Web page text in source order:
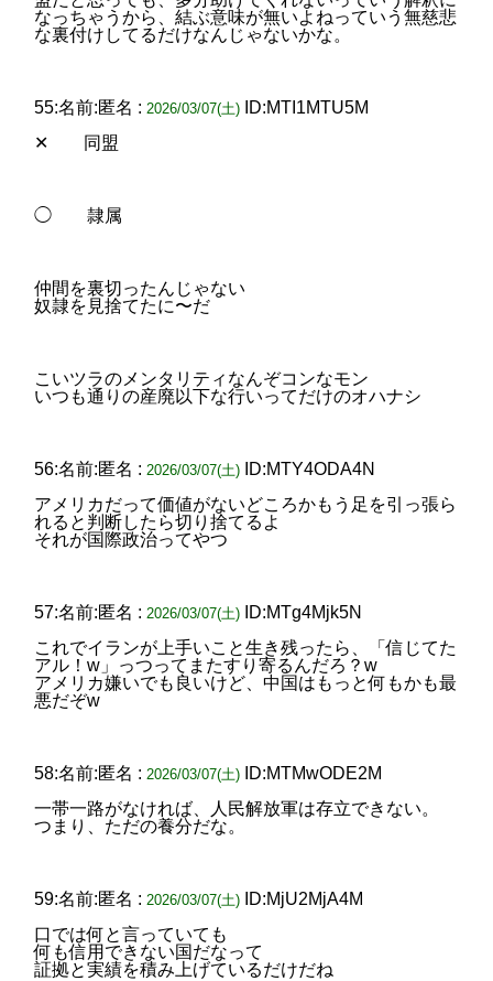
なっちゃうから、結ぶ意味が無いよねっていう無慈悲
な裏付けしてるだけなんじゃないかな。
55:名前:匿名 : 2026/03/07(土)
ID:MTI1MTU5M
✕ 同盟
◯ 隷属
仲間を裏切ったんじゃない
奴隷を見捨てたに〜だ
こいツラのメンタリティなんぞコンなモン
いつも通りの産廃以下な行いってだけのオハナシ
56:名前:匿名 : 2026/03/07(土)
ID:MTY4ODA4N
アメリカだって価値がないどころかもう足を引っ張ら
れると判断したら切り捨てるよ
それが国際政治ってやつ
57:名前:匿名 : 2026/03/07(土)
ID:MTg4Mjk5N
これでイランが上手いこと生き残ったら、「信じてた
アル！w」っつってまたすり寄るんだろ？w
アメリカ嫌いでも良いけど、中国はもっと何もかも最
悪だぞw
58:名前:匿名 : 2026/03/07(土)
ID:MTMwODE2M
一帯一路がなければ、人民解放軍は存立できない。
つまり、ただの養分だな。
59:名前:匿名 : 2026/03/07(土)
ID:MjU2MjA4M
口では何と言っていても
何も信用できない国だなって
証拠と実績を積み上げているだけだね